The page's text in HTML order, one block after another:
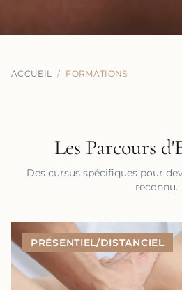
ACCUEIL / FORMATIONS
Les Parcours
Des cursus spécifiques pour
reconnu.
PRÉSENTIEL/DISTANCIEL